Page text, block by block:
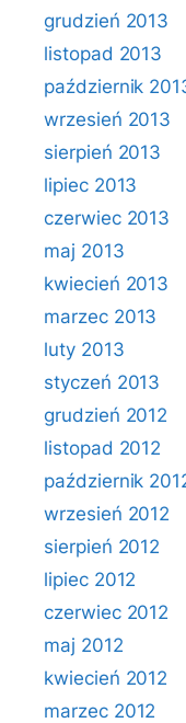
grudzień 2013
listopad 2013
październik
wrzesień 2013
sierpień 2013
lipiec 2013
czerwiec 2013
maj 2013
kwiecień 2013
marzec 2013
luty 2013
styczeń 2013
grudzień 2012
listopad 2012
październik
wrzesień 2012
sierpień 2012
lipiec 2012
czerwiec 2012
maj 2012
kwiecień 2012
marzec 2012